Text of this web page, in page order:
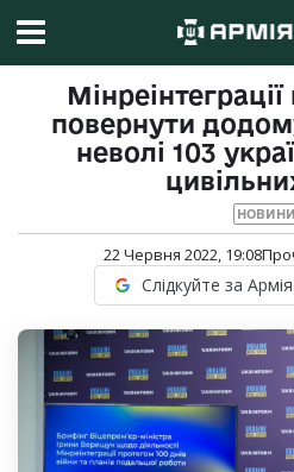
повернути
неволі 103
НОВИНИ
22 Червня 2022, 19:08
Слідкуйте за